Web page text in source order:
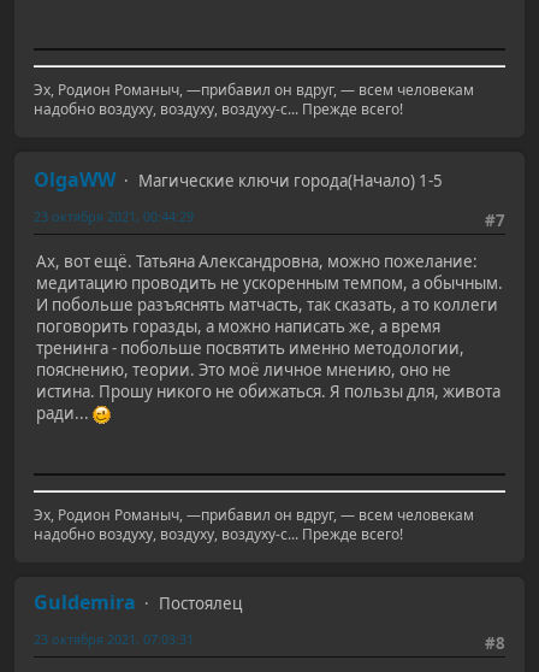
Эх, Родион Романыч, —прибавил он вдруг, — всем человекам
надобно воздуху, воздуху, воздуху-с... Прежде всего!
OlgaWW
Магические ключи города(Начало) 1-5
#7
23 октября 2021, 00:44:29
Ах, вот ещё. Татьяна Александровна, можно пожелание:
медитацию проводить не ускоренным темпом, а обычным.
И побольше разъяснять матчасть, так сказать, а то коллеги
поговорить горазды, а можно написать же, а время
тренинга - побольше посвятить именно методологии,
пояснению, теории. Это моё личное мнению, оно не
истина. Прошу никого не обижаться. Я пользы для, живота
ради...
Эх, Родион Романыч, —прибавил он вдруг, — всем человекам
надобно воздуху, воздуху, воздуху-с... Прежде всего!
Guldemira
Постоялец
#8
23 октября 2021, 07:03:31